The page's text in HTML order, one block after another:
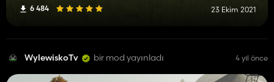
6 484 23 Ekim 2021
WylewiskoTv bir mod yayınladı 4 yıl önce